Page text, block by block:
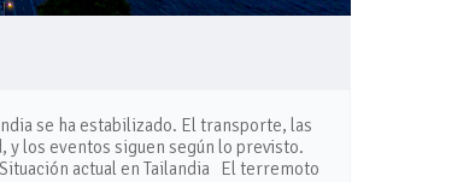
se ha estabilizado. El transporte, las
los eventos siguen según lo previsto.
actual en Tailandia El terremoto